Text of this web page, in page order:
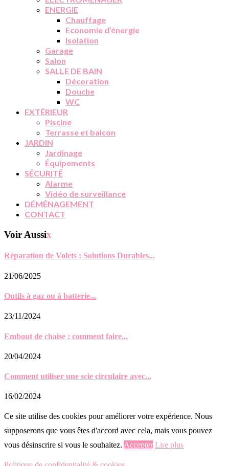
ENERGIE
Chauffage
Economie d’énergie
Isolation
Garage
Salon
SALLE DE BAIN
Décoration
Douche
WC
EXTÉRIEUR
Piscine
Terrasse et balcon
JARDIN
Jardinage
Équipements
SÉCURITÉ
Alarme
Vidéo de surveillance
DÉMÉNAGEMENT
CONTACT
Voir Aussix
Réparation de Volets : Solutions Durables...
21/06/2025
Outils à gaz ou à batterie...
23/11/2024
Embout de chaise : comment faire...
20/04/2024
Comment utiliser une scie circulaire avec...
16/02/2024
Ce site utilise des cookies pour améliorer votre expérience. Nous
supposerons que vous êtes d'accord avec cela, mais vous pouvez
vous désinscrire si vous le souhaitez. Accepter Lire plus